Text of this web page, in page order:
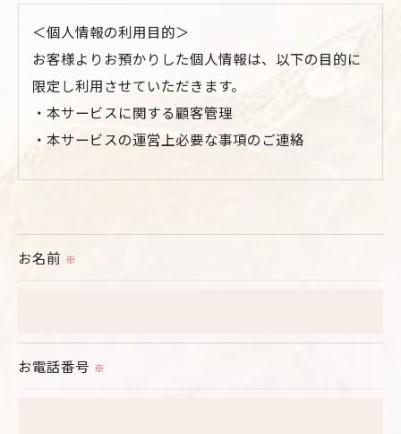
＜個人情報の利用目的＞
お客様よりお預かりした個人情報は、以下の目的に
限定し利用させていただきます。
・本サービスに関する顧客管理
・本サービスの運営上必要な事項のご連絡
られた場合を除き、
お名前 ※
お電話番号 ※